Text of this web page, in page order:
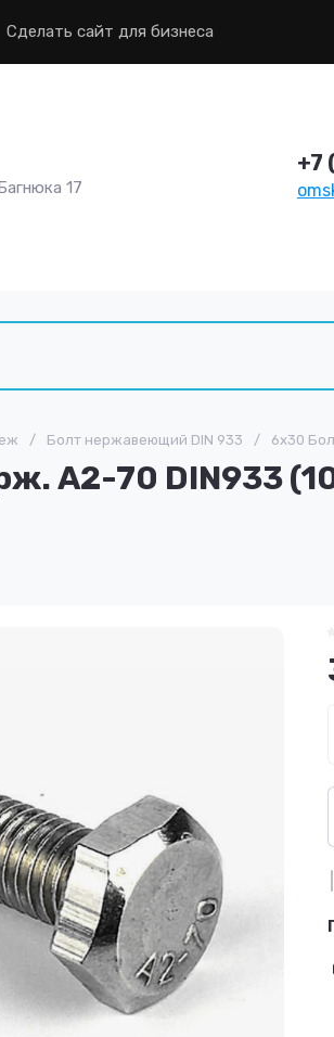
Сделать сайт для бизнеса
17
+7
/ Болт нержавеющий DIN 933 / 6х30
А2-70 DIN933